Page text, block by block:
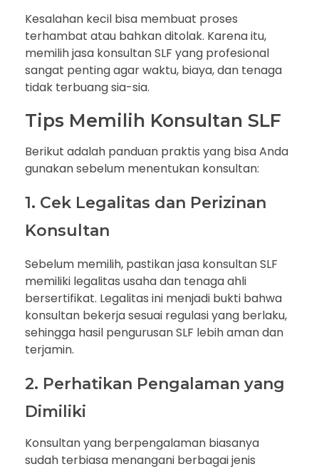
Kesalahan kecil bisa membuat proses
terhambat atau bahkan ditolak. Karena itu,
memilih jasa konsultan SLF yang profesional
sangat penting agar waktu, biaya, dan tenaga
tidak terbuang sia-sia.
Tips Memilih Konsultan SLF
Berikut adalah panduan praktis yang bisa Anda
gunakan sebelum menentukan konsultan:
1. Cek Legalitas dan Perizinan
Konsultan
Sebelum memilih, pastikan jasa konsultan SLF
memiliki legalitas usaha dan tenaga ahli
bersertifikat. Legalitas ini menjadi bukti bahwa
konsultan bekerja sesuai regulasi yang berlaku,
sehingga hasil pengurusan SLF lebih aman dan
terjamin.
2. Perhatikan Pengalaman yang
Dimiliki
Konsultan yang berpengalaman biasanya
sudah terbiasa menangani berbagai jenis